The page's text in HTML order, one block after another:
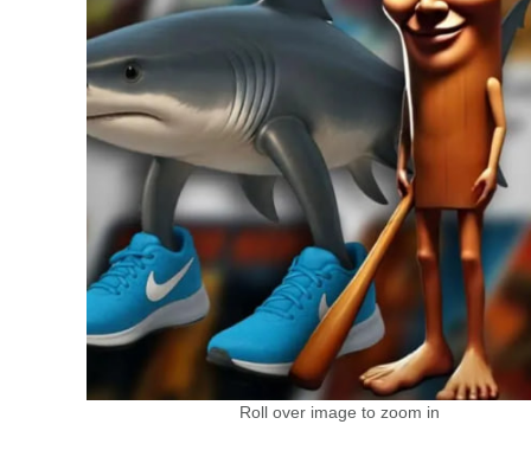
Roll over image to zoom in